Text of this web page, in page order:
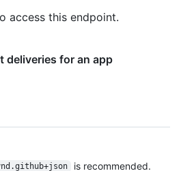
access this endpoint.
deliveries for an app
is recommended.